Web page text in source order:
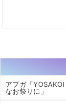
アプガ「
なお祭りに」